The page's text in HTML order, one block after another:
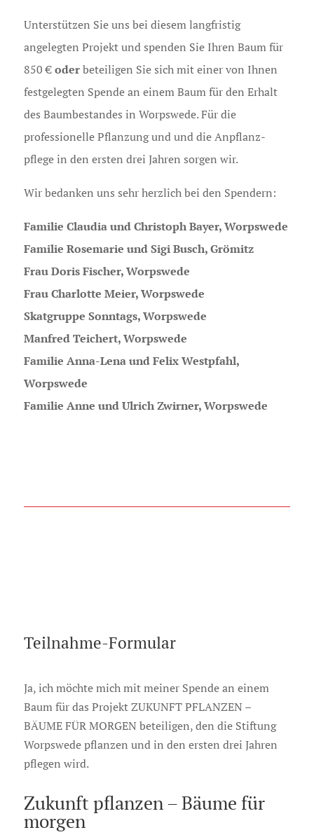
Unterstützen Sie uns bei diesem langfristig
angelegten Projekt und spenden Sie Ihren Baum für
850 € oderbeteiligen Sie sich mit einer von Ihnen
festgelegten Spende an einem Baum für den Erhalt
des Baumbestandes in Worpswede. Für die
professionelle Pflanzung und und die Anpflanz­
pflege in den ersten drei Jahren sorgen wir.
Wir bedanken uns sehr herzlich bei den Spendern:
Familie Claudia und Christoph Bayer, Worpswede
Familie Rosemarie und Sigi Busch, Grömitz
Frau Doris Fischer, Worpswede
Frau Charlotte Meier, Worpswede
Skatgruppe Sonntags, Worpswede
Manfred Teichert, Worpswede
Familie Anna-Lena und Felix Westpfahl,
Worpswede
Familie Anne und Ulrich Zwirner, Worpswede
Teilnahme-Formular
Ja, ich möchte mich mit meiner Spende an einem
Baum für das Projekt ZUKUNFT PFLANZEN –
BÄUME FÜR MORGEN beteiligen, den die Stiftung
Worpswede pflanzen und in den ersten drei Jahren
pflegen wird.
Zukunft pflanzen – Bäume für
morgen